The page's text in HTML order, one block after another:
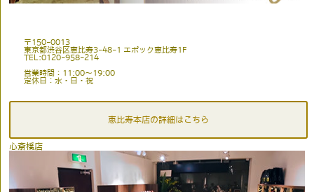
〒150-0013
東京都渋谷区恵比寿3-48-1 エポック恵比寿1F
TEL:0120-958-214
営業時間：11:00〜19:00
定休日：水・日・祝
恵比寿本店の詳細はこちら
心斎橋店